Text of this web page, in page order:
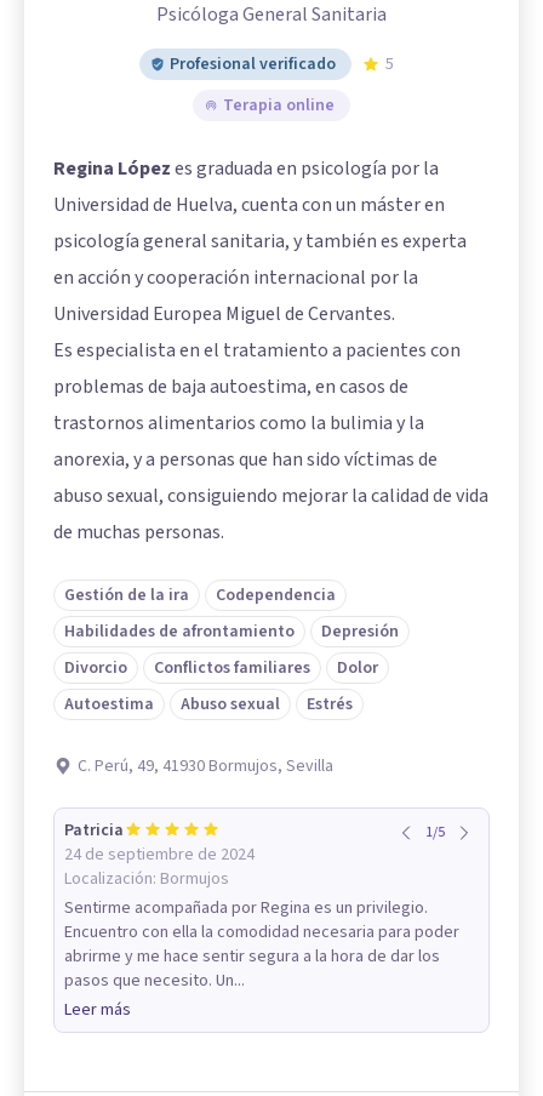
Psicóloga General Sanitaria
Profesional verificado
5
Terapia online
Regina Lópezes graduada en psicología por la
Universidad de Huelva, cuenta con un máster en
psicología general sanitaria, y también es experta
en acción y cooperación internacional por la
Universidad Europea Miguel de Cervantes.
Es especialista en el tratamiento a pacientes con
problemas de baja autoestima, en casos de
trastornos alimentarios como la bulimia y la
anorexia, y a personas que han sido víctimas de
abuso sexual, consiguiendo mejorar la calidad de vida
de muchas personas.
Gestión de la ira
Codependencia
Habilidades de afrontamiento
Depresión
Divorcio
Conflictos familiares
Dolor
Autoestima
Abuso sexual Estrés
C. Perú, 49, 41930 Bormujos, Sevilla
Patricia
24 de septiembre de 2024
Localización: Bormujos
1/5
Sentirme acompañada por Regina es un privilegio.
Encuentro con ella la comodidad necesaria para poder
abrirme y me hace sentir segura a la hora de dar los
pasos que necesito. Un...
Leer más